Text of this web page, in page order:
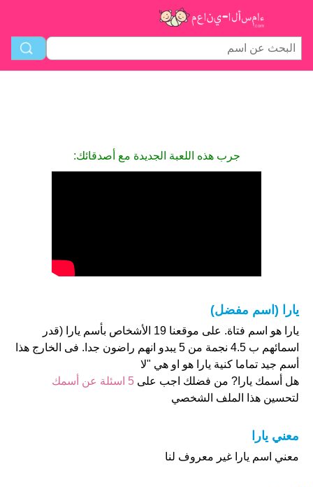
جرب هذه اللعبة الجديدة مع أصدقائك:
يارا (اسم مفضل)
يارا هو اسم فتاة. على موقعنا 19 الأشخاص بأسم يارا (قدر
اسمائهم ب 4.5 نجمة من 5 يبدو انهم راضون جدا. فى الخارج هذا
أسم جيد تماما كنية يارا هو او هي "لا
هل أسمك يارا? من فضلك اجب على 5 اسئلة عن أسمك
لتحسين هذا الملف الشخصي
معني يارا
معني اسم يارا غير معروف لنا